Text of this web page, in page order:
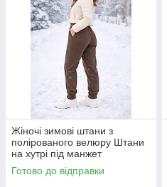
Жіночі зимові штани з
полірованого велюру Штани
на хутрі під манжет
Коричневий колір M
Готово до відправки